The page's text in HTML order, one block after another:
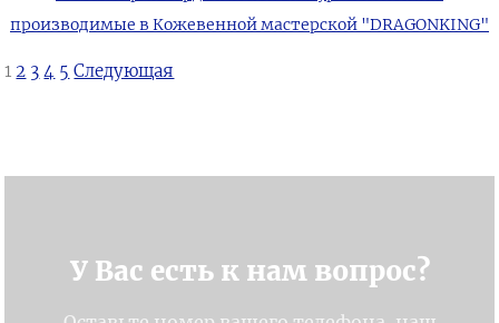
производимые в Кожевенной мастерской "DRAGONKING"
1 2 3 4 5 Следующая
У Вас есть к нам вопрос?